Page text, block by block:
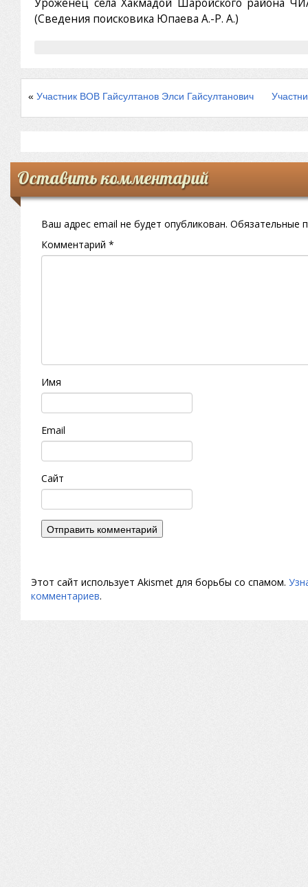
Уроженец села Хакмадой Шаройского района
(Сведения поисковика Юпаева А.-Р. А.)
« Участник ВОВ Гайсултанов Элси Гайсултанович
Оставить комментарий
Ваш адрес email не будет опубликован. Обязательные
Комментарий *
Имя
Email
Сайт
Этот сайт использует Akismet для борьбы со спамом.
комментариев.